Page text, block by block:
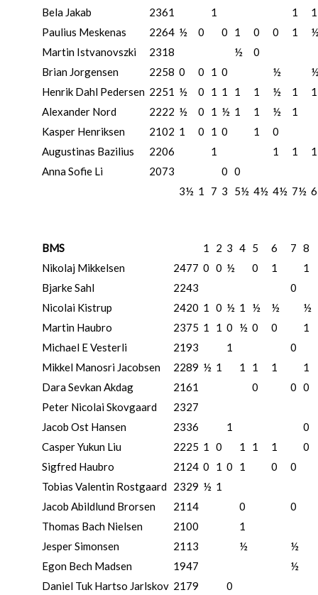
Bela Jakab
2361 1 1
1
Paulius Meskenas
2264 ½ 0 0 1 0 0 1
Martin Istvanovszki
2318 ½
0
Brian Jorgensen
2258 0 0 1 0 ½
Henrik Dahl Pedersen 2251 ½ 0 1 1 1 1 ½ 1
1
Alexander Nord
2222 ½ 0 1 ½ 1 1 ½
1
Kasper Henriksen
2102 1 0 1 0 1
0
Augustinas Bazilius
2206 1 1 1
1
Anna Sofie Li
2073 0 0
3½ 1 7 3 5½ 4½ 4½ 7½ 6
BMS 1 2 3 4 5 6 7 8
Nikolaj Mikkelsen
2477 0 0 ½ 0 1
1
Bjarke Sahl
2243
0
Nicolai Kistrup
2420 1 0 ½ 1 ½ ½
½
Martin Haubro
2375 1 1 0 ½ 0 0
1
Michael E Vesterli
2193 1
0
Mikkel Manosri Jacobsen
2289 ½ 1 1 1 1
1
Dara Sevkan Akdag
2161 0 0 0
Peter Nicolai Skovgaard
2327
Jacob Ost Hansen
2336 1
0
Casper Yukun Liu
2225 1 0 1 1 1
0
Sigfred Haubro
2124 0 1 0 1 0
0
Tobias Valentin Rostgaard 2329 ½ 1
Jacob Abildlund Brorsen
2114 0
0
Thomas Bach Nielsen
2100
1
Jesper Simonsen
2113 ½
½
Egon Bech Madsen
1947
½
Daniel Tuk Hartso Jarlskov 2179 0